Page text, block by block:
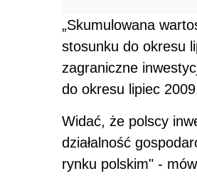
„Skumulowana
stosunku do okresu
zagraniczne
do okresu lipiec
Widać, że polscy
działalność
rynku polskim" -